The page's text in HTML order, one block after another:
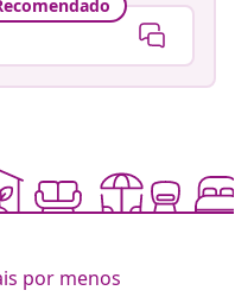
por menos